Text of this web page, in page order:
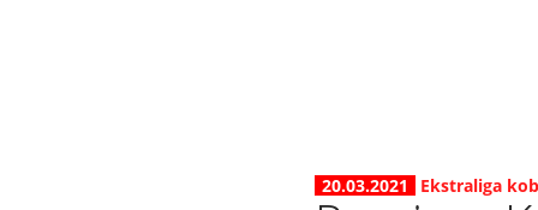
20.03.2021 Ekstraliga